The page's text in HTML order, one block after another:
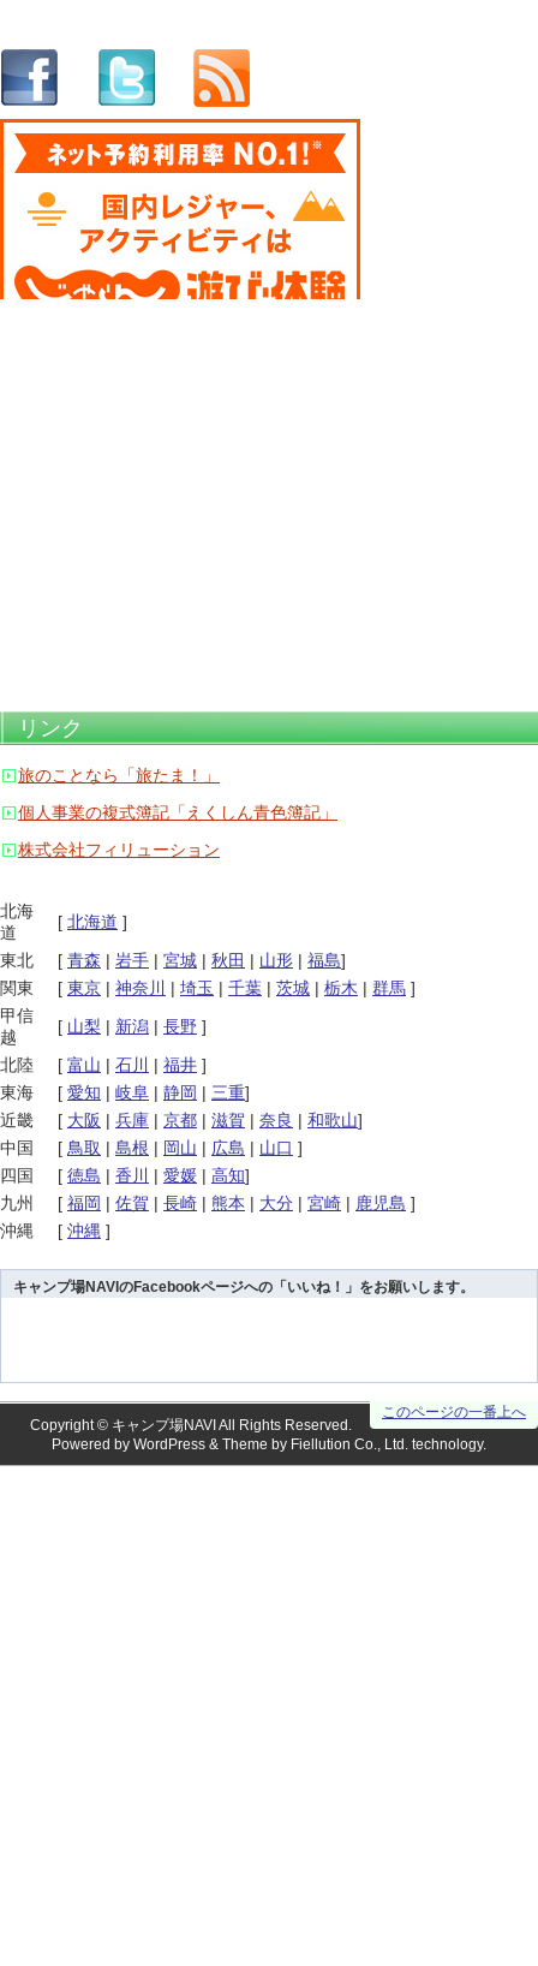
リンク
旅のことなら「旅たま！」
個人事業の複式簿記「えくしん青色簿記」
株式会社フィリューション
北海
道
[ 北海道 ]
東北
[ 青森 | 岩手 | 宮城 | 秋田 | 山形 | 福島]
関東
[ 東京 | 神奈川 | 埼玉 | 千葉 | 茨城 | 栃木 | 群馬 ]
甲信
越
[ 山梨 | 新潟 | 長野 ]
北陸
[ 富山 | 石川 | 福井 ]
東海
[ 愛知 | 岐阜 | 静岡 | 三重]
近畿
[ 大阪 | 兵庫 | 京都 | 滋賀 | 奈良 | 和歌山]
中国
[ 鳥取 | 島根 | 岡山 | 広島 | 山口 ]
四国
[ 徳島 | 香川 | 愛媛 | 高知]
九州
[ 福岡 | 佐賀 | 長崎 | 熊本 | 大分 | 宮崎 | 鹿児島 ]
沖縄
[ 沖縄 ]
キャンプ場NAVIのFacebookページへの「いいね！」をお願いします。
このページの一番上へ
Copyright © キャンプ場NAVI All Rights Reserved.
Powered by WordPress & Theme by Fiellution Co., Ltd. technology.